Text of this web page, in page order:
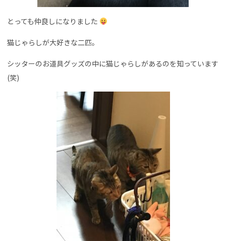
とっても仲良しになりました
猫じゃらしが大好きな二匹。
シッターのお道具グッズの中に猫じゃらしがあるのを知っています
(笑)